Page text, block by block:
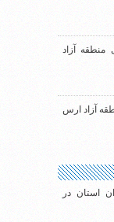
دلاری منطقه آزاد
آزاد ارس
استان در